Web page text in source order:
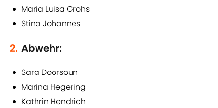
Maria Luisa Grohs
Stina Johannes
2. Abwehr:
Sara Doorsoun
Marina Hegering
Kathrin Hendrich